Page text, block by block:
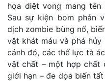
họa diệt vong mang
Sau sự kiện bom phản
dịch zombie bùng nổ,
vật khát máu và phá
cảnh đó, các thế lực tà
vật chất – một hợp chất
giới hạn – đe dọa biến